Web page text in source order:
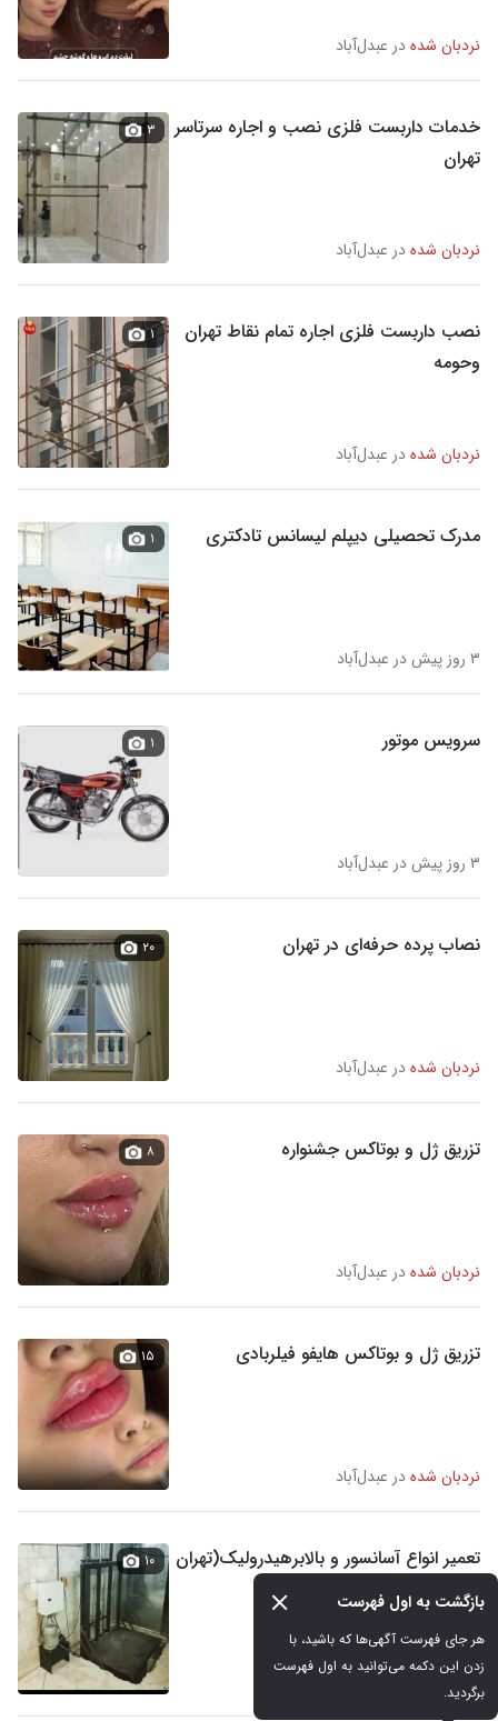
بازگشت به اول فهرست
برگردید.
نردبان شدهدر عبدل‌آباد
خدمات داربست فلزی نصب و اجاره سرتاسر
تهران
نردبان شدهدر عبدل‌آباد
۳
نصب داربست فلزی اجاره تمام نقاط تهران
وحومه
نردبان شدهدر عبدل‌آباد
۱
مدرک تحصیلی دیپلم لیسانس تادکتری
۳ روز پیش در عبدل‌آباد
۱
سرویس موتور
۳ روز پیش در عبدل‌آباد
۱
نصاب پرده حرفه‌ای در تهران
نردبان شدهدر عبدل‌آباد
۲۰
تزریق ژل و بوتاکس جشنواره
نردبان شدهدر عبدل‌آباد
۸
تزریق ژل و بوتاکس هایفو فیلربادی
نردبان شدهدر عبدل‌آباد
۱۵
تعمیر انواع آسانسور و بالابرهیدرولیک(تهران
وحومه)
نردبان شده در عبدل‌آباد
۱۰